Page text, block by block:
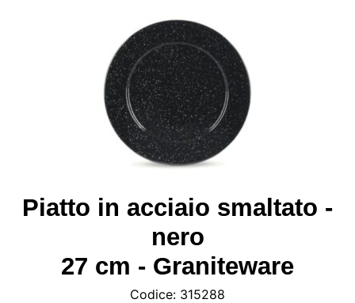
Piatto in acciaio smaltato -
nero
27 cm - Graniteware
Codice: 315288